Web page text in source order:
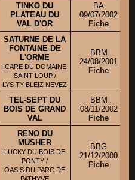
TINKO DU
PLATEAU DU
VAL D'OR
BA
09/07/2002
Fiche
SATURNE DE LA
FONTAINE DE
L'ORME
ICARE DU DOMAINE
SAINT LOUP /
LYS TY BLEIZ NEVEZ
BBM
24/08/2001
Fiche
TEL-SEPT DU
BOIS DE GRAND
VAL
BBM
08/11/2002
Fiche
RENO DU
MUSHER
LUCKY DU BOIS DE
PONTY /
OASIS DU PARC DE
BBG
21/12/2000
Fiche